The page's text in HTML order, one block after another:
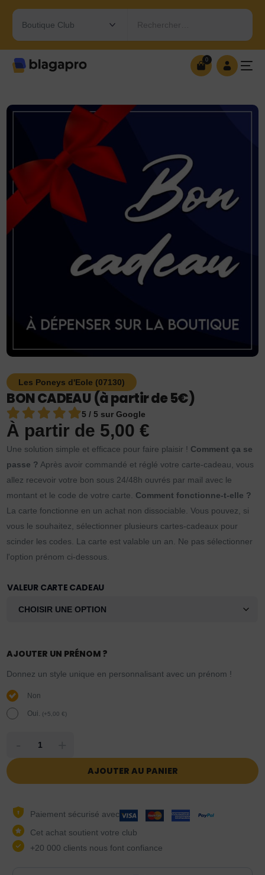
Rechercher…
0
Les Poneys d'Eole (07130)
BON CADEAU (à partir de 5€)
5 / 5 sur Google
À partir de 5,00€
Une solution simple et efficace pour faire plaisir ! Comment ça se
passe ? Après avoir commandé et réglé votre carte-cadeau, vous
allez recevoir votre bon sous 24/48h ouvrés par mail avec le
montant et le code de votre carte. Comment fonctionne-t-elle ?
La carte fonctionne en un achat non dissociable. Vous pouvez, si
vous le souhaitez, sélectionner plusieurs cartes-cadeaux pour
scinder les codes. La carte est valable un an. Ne pas sélectionner
l'option prénom ci-dessous.
VALEUR CARTE CADEAU
AJOUTER UN PRÉNOM ?
Donnez un style unique en personnalisant avec un prénom !
Non
Oui. (+5,00€)
AJOUTER AU PANIER
Paiement sécurisé avec
Cet achat soutient votre club
+20 000 clients nous font confiance